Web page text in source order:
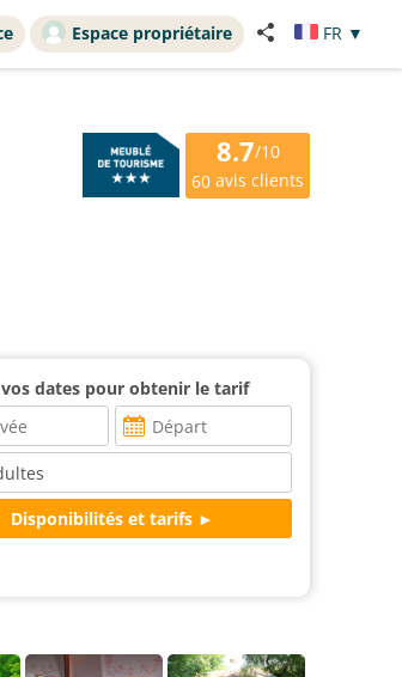
Espace propriétaire FR ▼
8.7/10
60 avis clients
dates pour obtenir le tarif